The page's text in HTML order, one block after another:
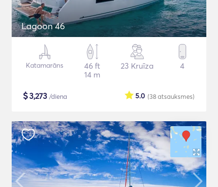
Lagoon 46
Katamarāns
46 ft
14 m
23 Kruīza 4
$3,273 /diena (38atsauksmes)
5.0